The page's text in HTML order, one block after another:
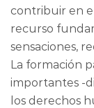
contribuir en
recurso
sensaciones,
La formación
importantes -
los derechos